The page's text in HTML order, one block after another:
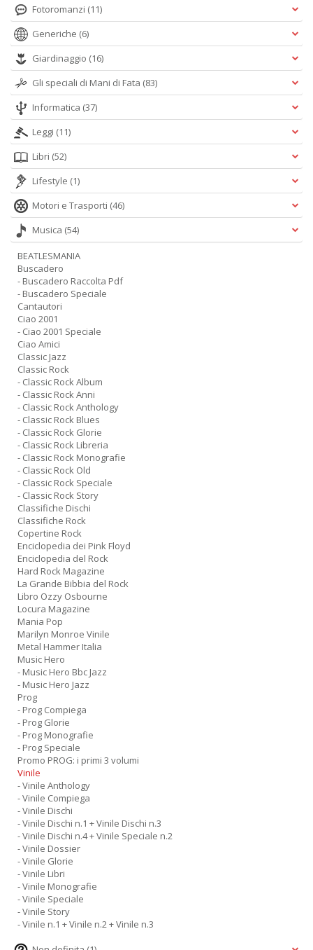
Fotoromanzi (11)
Generiche (6)
Giardinaggio (16)
Gli speciali di Mani di Fata (83)
Informatica (37)
Leggi (11)
Libri (52)
Lifestyle (1)
Motori e Trasporti (46)
Musica (54)
BEATLESMANIA
Buscadero
- Buscadero Raccolta Pdf
- Buscadero Speciale
Cantautori
Ciao 2001
- Ciao 2001 Speciale
Ciao Amici
Classic Jazz
Classic Rock
- Classic Rock Album
- Classic Rock Anni
- Classic Rock Anthology
- Classic Rock Blues
- Classic Rock Glorie
- Classic Rock Libreria
- Classic Rock Monografie
- Classic Rock Old
- Classic Rock Speciale
- Classic Rock Story
Classifiche Dischi
Classifiche Rock
Copertine Rock
Enciclopedia dei Pink Floyd
Enciclopedia del Rock
Hard Rock Magazine
La Grande Bibbia del Rock
Libro Ozzy Osbourne
Locura Magazine
Mania Pop
Marilyn Monroe Vinile
Metal Hammer Italia
Music Hero
- Music Hero Bbc Jazz
- Music Hero Jazz
Prog
- Prog Compiega
- Prog Glorie
- Prog Monografie
- Prog Speciale
Promo PROG: i primi 3 volumi
Vinile
- Vinile Anthology
- Vinile Compiega
- Vinile Dischi
- Vinile Dischi n.1 + Vinile Dischi n.3
- Vinile Dischi n.4 + Vinile Speciale n.2
- Vinile Dossier
- Vinile Glorie
- Vinile Libri
- Vinile Monografie
- Vinile Speciale
- Vinile Story
- Vinile n.1 + Vinile n.2 + Vinile n.3